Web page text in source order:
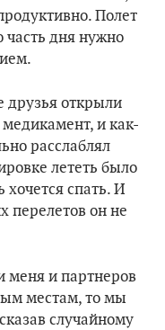
Полет
часть дня нужно
открыли
и как-
расслаблял
лететь было
хочется спать. И
перелетов он не
меня и партнеров
местам, то мы
случайному